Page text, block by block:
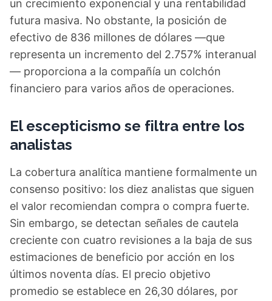
un crecimiento exponencial y una rentabilidad
futura masiva. No obstante, la posición de
efectivo de 836 millones de dólares —que
representa un incremento del 2.757% interanual
— proporciona a la compañía un colchón
financiero para varios años de operaciones.
El escepticismo se filtra entre los
analistas
La cobertura analítica mantiene formalmente un
consenso positivo: los diez analistas que siguen
el valor recomiendan compra o compra fuerte.
Sin embargo, se detectan señales de cautela
creciente con cuatro revisiones a la baja de sus
estimaciones de beneficio por acción en los
últimos noventa días. El precio objetivo
promedio se establece en 26,30 dólares, por